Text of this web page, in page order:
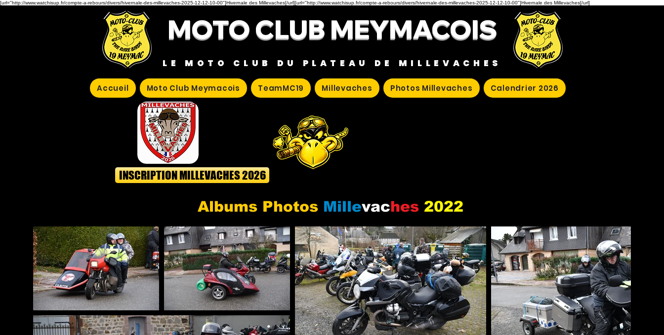
[url="http://www.watchisup.fr/compte-a-rebours/divers/hivernale-des-millevaches-2025-12-12-10-00"]Hivernale des Millevaches[/url][url="http://www.watchisup.fr/compte-a-rebours/divers/hivernale-des-millevaches-2025-12-12-10-00"]Hivernale des Millevaches[/url]
MOTO CLUB MEYMACOIS
LE MOTO CLUB DU PLATEAU DE MILLEVACHES
Accueil Moto Club Meymacois TeamMC19 Millevaches Photos Millevaches Calendrier 2026
INSCRIPTION MILLEVACHES 2026
Albums Photos Millevaches 2022